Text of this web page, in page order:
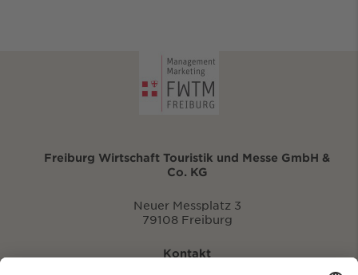
Freiburg Wirtschaft Touristik und Messe GmbH &
Co. KG
Neuer Messplatz 3
79108 Freiburg
Kontakt